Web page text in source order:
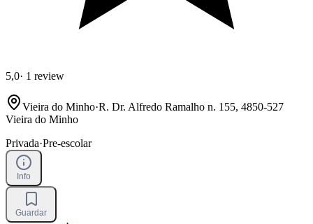
5,0· 1 review
Vieira do Minho·R. Dr. Alfredo Ramalho n. 155, 4850-527
Vieira do Minho
Privada·Pre-escolar
Info
Guardar